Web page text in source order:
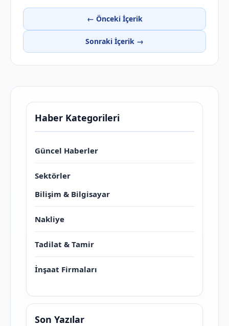
← Önceki İçerik
Sonraki İçerik →
Haber Kategorileri
Güncel Haberler
Sektörler
Bilişim & Bilgisayar
Nakliye
Tadilat & Tamir
İnşaat Firmaları
Son Yazılar